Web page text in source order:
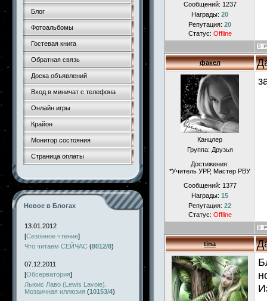
Блог
Фотоальбомы
Гостевая книга
Обратная связь
Доска объявлений
Вход в миничат с телефона
Онлайн игры
Крайон
Монитор состояния
Страница оплаты
Новое в Блогах
13.01.2012
[Сезонное чтение]
Что читаем СЕЙЧАС (8012/8)
07.12.2011
[Обсерватория]
Льюис Лаво (Lewis Lavoie).
Мозаичная иллюзия (10153/4)
Сообщений: 1237
Награды: 20
Репутация: 20
Статус: Offline
факел
Канцлер
Группа: Друзья
Достижения:
*Учитель УРР, Мастер РВУ
Сообщений: 1377
Награды: 15
Репутация: 22
Статус: Offline
tina